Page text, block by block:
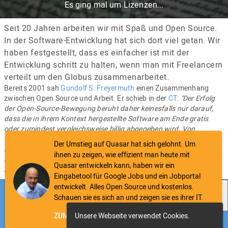
Es ging mal um Lizenzen...
Seit 20 Jahren arbeiten wir mit Spaß und Open Source.
In der Software-Entwicklung hat sich dort viel getan. Wir
haben festgestellt, dass es einfacher ist mit der
Entwicklung schritt zu halten, wenn man mit Freelancern
verteilt um den Globus zusammenarbeitet.
Bereits 2001 sahGundolf S. Freyermuth einen Zusammenhang
zwischen Open Source und Arbeit. Er schieb in derCT: "Der Erfolg
der Open-Source-Bewegung beruht daher keinesfalls nur darauf,
dass die in ihrem Kontext hergestellte Software am Ende gratis
oder zumindest vergleichsweise billig abgegeben wird. Von
weitreichenderer Bedeutung als dieser eher beiläufige Umstand
sind strukturelle Innovationen. Sie betreffen zwei grundsätzliche
Bereiche der industriellen Ordnung: die Arbeitsorganisation und die
Regelung geistigen Eigentums."
Impressum Datenschutz Kontakt
Download as
PDF
Der Umstieg auf Quasar hat sich gelohnt. Um
ihnen zu zeigen, wie effizient man heute mit
Quasar entwickeln kann, haben wir ein
Eingabetool für Google Jobs und ein Jobportal
entwickelt. Alles Open Source und kostenlos.
Schauen sie es sich an und zeigen sie es ihrer IT.
ZUM JOBPORTAL
ZUR ANZEIGENEINGABE
Unsere Webseite verwendet Cookies.